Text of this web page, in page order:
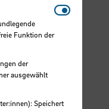
Funktion der
der
ausgewählt
Speichert